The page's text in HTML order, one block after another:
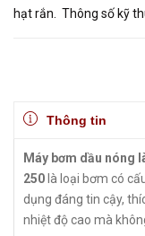
hạt rắn. Thông số kỹ
Thông tin
Máy bơm dầu nóng
250 là loại bơm có
dụng đáng tin cậy,
nhiệt độ cao mà